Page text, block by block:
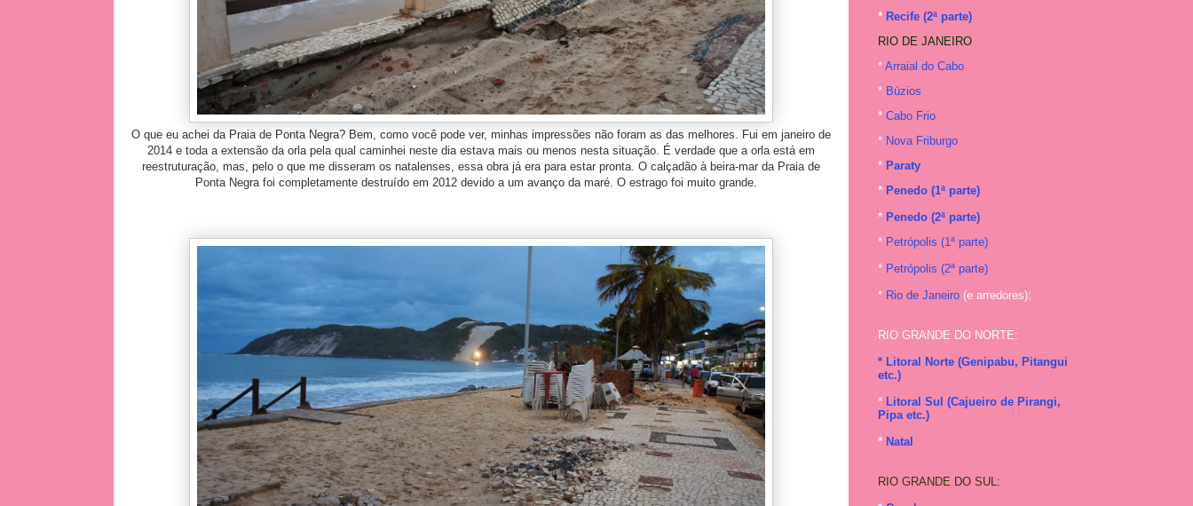
O que eu achei da Praia de Ponta Negra? Bem, como você pode ver, minhas impressões não foram as das melhores. Fui em janeiro de
2014 e toda a extensão da orla pela qual caminhei neste dia estava mais ou menos nesta situação. É verdade que a orla está em
reestruturação, mas, pelo o que me disseram os natalenses, essa obra já era para estar pronta. O calçadão à beira-mar da Praia de
Ponta Negra foi completamente destruído em 2012 devido a um avanço da maré. O estrago foi muito grande.
* Recife (2ª parte)
RIO DE JANEIRO
* Arraial do Cabo
* Búzios
* Cabo Frio
* Nova Friburgo
* Paraty
* Penedo (1ª parte)
* Penedo (2ª parte)
* Petrópolis (1ª parte)
* Petrópolis (2ª parte)
* Rio de Janeiro (e arredores):
RIO GRANDE DO NORTE:
* Litoral Norte (Genipabu, Pitangui
etc.)
* Litoral Sul (Cajueiro de Pirangi,
Pipa etc.)
* Natal
RIO GRANDE DO SUL: